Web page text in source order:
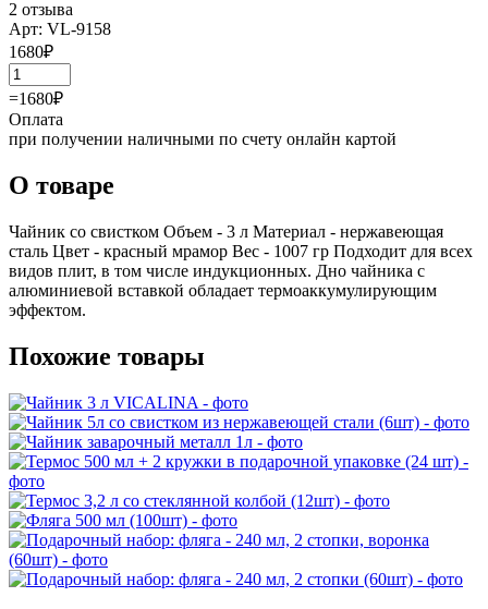
2 отзыва
Арт: VL-9158
1680₽
=1680₽
Оплата
при получении наличными по счету онлайн картой
О товаре
Чайник со свистком Объем - 3 л Материал - нержавеющая
сталь Цвет - красный мрамор Вес - 1007 гр Подходит для всех
видов плит, в том числе индукционных. Дно чайника с
алюминиевой вставкой обладает термоаккумулирующим
эффектом.
Похожие товары